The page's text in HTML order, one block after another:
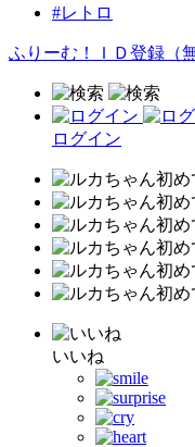
#レトロ
ふりーむ！ＩＤ登録（無
ログイン
いいね